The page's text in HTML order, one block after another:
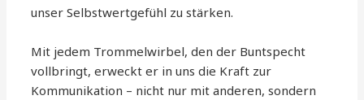
unser Selbstwertgefühl zu stärken.
Mit jedem Trommelwirbel, den der Buntspecht
vollbringt, erweckt er in uns die Kraft zur
Kommunikation – nicht nur mit anderen, sondern